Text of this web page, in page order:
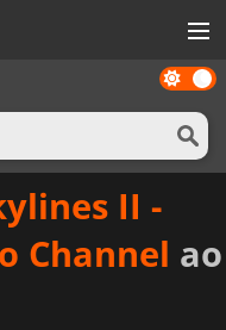
Dark
mode
II -
Channel ao